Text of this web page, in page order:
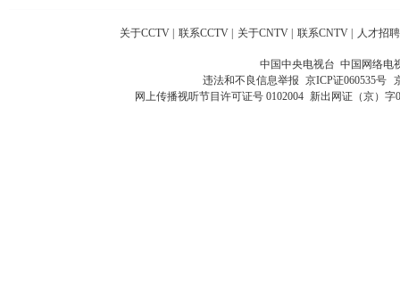
关于CCTV 联系CCTV 关于CNTV 联系CNTV 人才招聘
中国中央电视台 中国网络电
违法和不良信息举报 京ICP证060535号
网上传播视听节目许可证号 0102004 新出网证（京）